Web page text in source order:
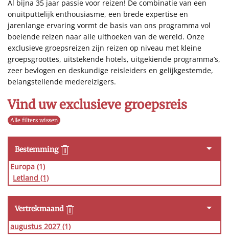
Al bijna 35 jaar passie voor reizen! De combinatie van een
onuitputtelijk enthousiasme, een brede expertise en
jarenlange ervaring vormt de basis van ons programma vol
boeiende reizen naar alle uithoeken van de wereld. Onze
exclusieve groepsreizen zijn reizen op niveau met kleine
groepsgroottes, uitstekende hotels, uitgekiende programma’s,
zeer bevlogen en deskundige reisleiders en gelijkgestemde,
belangstellende medereizigers.
Vind uw exclusieve groepsreis
Alle filters wissen
Bestemming
Europa (1)
Letland (1)
Vertrekmaand
augustus 2027 (1)